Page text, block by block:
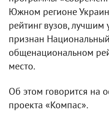
Южном регионе
рейтинг вузов,
признан
общенациональном
место.
Об этом говорится на
проекта «Компас».